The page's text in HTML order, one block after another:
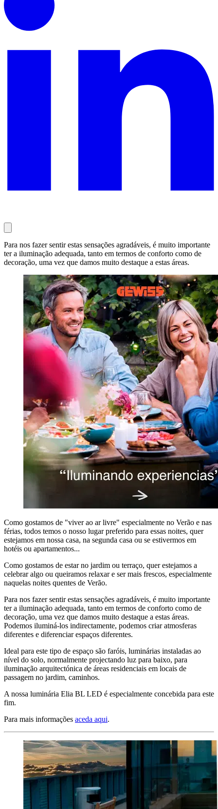
Para nos fazer sentir estas sensações agradáveis, é muito importante
ter a iluminação adequada, tanto em termos de conforto como de
decoração, uma vez que damos muito destaque a estas áreas.
Como gostamos de "viver ao ar livre" especialmente no Verão e nas
férias, todos temos o nosso lugar preferido para essas noites, quer
estejamos em nossa casa, na segunda casa ou se estivermos em
hotéis ou apartamentos...
Como gostamos de estar no jardim ou terraço, quer estejamos a
celebrar algo ou queiramos relaxar e ser mais frescos, especialmente
naquelas noites quentes de Verão.
Para nos fazer sentir estas sensações agradáveis, é muito importante
ter a iluminação adequada, tanto em termos de conforto como de
decoração, uma vez que damos muito destaque a estas áreas.
Podemos iluminá-los indirectamente, podemos criar atmosferas
diferentes e diferenciar espaços diferentes.
Ideal para este tipo de espaço são faróis, luminárias instaladas ao
nível do solo, normalmente projectando luz para baixo, para
iluminação arquitectónica de áreas residenciais em locais de
passagem no jardim, caminhos.
A nossa luminária Elia BL LED é especialmente concebida para este
fim.
Para mais informações aceda aqui.